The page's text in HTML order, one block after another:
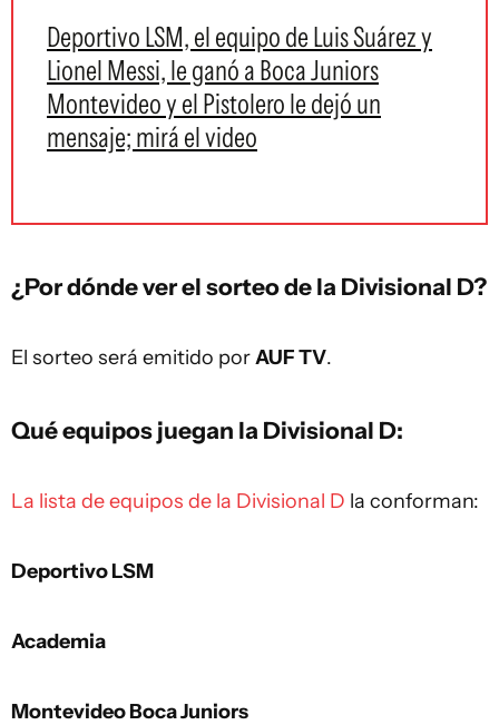
Deportivo LSM, el equipo de Luis Suárez y
Lionel Messi, le ganó a Boca Juniors
Montevideo y el Pistolero le dejó un
mensaje; mirá el video
¿Por dónde ver el sorteo de la Divisional D?
El sorteo será emitido porAUF TV.
Qué equipos juegan la Divisional D:
La lista de equipos de la Divisional D la conforman:
Deportivo LSM
Academia
Montevideo Boca Juniors